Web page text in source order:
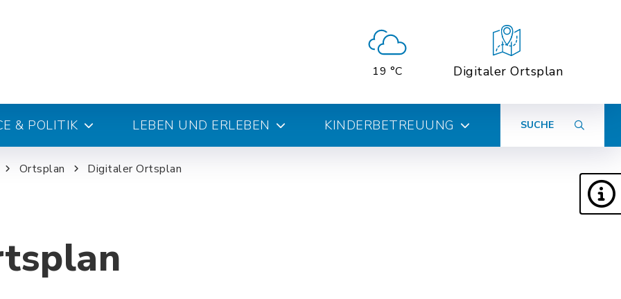
19 °C Digitaler Ortsplan
& POLITIK LEBEN UND ERLEBEN KINDERBETREUUNG SUCHE
Ortsplan Digitaler Ortsplan